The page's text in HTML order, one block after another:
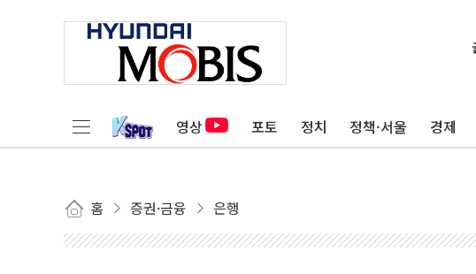
영상 포토 정치 정책·서울 경제
홈 증권·금융 은행